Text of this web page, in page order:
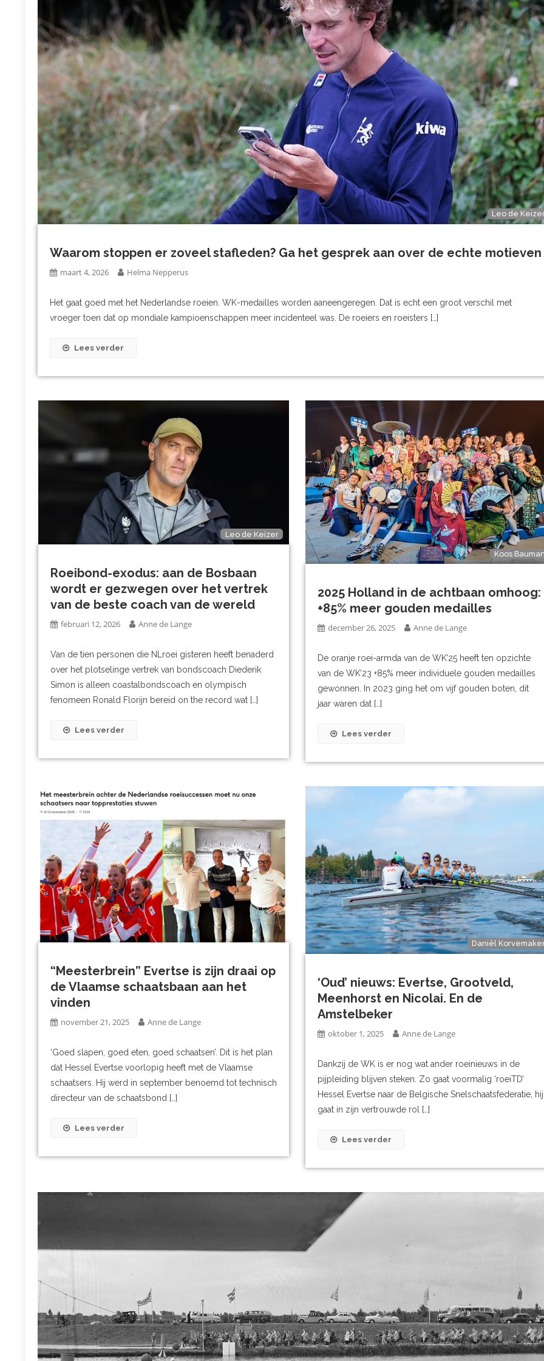
Leo de
Waarom stoppen er zoveel stafleden? Ga het gesprek aan over de echte motieven
maart 4, 2026 Helma Nepperus
Het gaat goed met het Nederlandse roeien. WK-medailles worden aaneengeregen. Dat is echt een groot verschil met
vroeger toen dat op mondiale kampioenschappen meer incidenteel was. De roeiers en roeisters […]
Lees verder
Leo de Keizer
Roeibond-exodus: aan de Bosbaan
wordt er gezwegen over het vertrek
van de beste coach van de wereld
februari 12, 2026 Anne de Lange
Van de tien personen die NLroei gisteren heeft benaderd
over het plotselinge vertrek van bondscoach Diederik
Simon is alleen coastalbondscoach en olympisch
fenomeen Ronald Florijn bereid on the record wat […]
Lees verder
Koos
2025 Holland in de achtbaan omhoog:
+85% meer gouden medailles
december 26, 2025 Anne de Lange
De oranje roei-armda van de WK’25 heeft ten opzichte
van de WK’23 +85% meer individuele gouden medailles
gewonnen. In 2023 ging het om vijf gouden boten, dit
jaar waren dat […]
Lees verder
“Meesterbrein” Evertse is zijn draai op
de Vlaamse schaatsbaan aan het
vinden
november 21, 2025 Anne de Lange
‘Goed slapen, goed eten, goed schaatsen’. Dit is het plan
dat Hessel Evertse voorlopig heeft met de Vlaamse
schaatsers. Hij werd in september benoemd tot technisch
directeur van de schaatsbond […]
Lees verder
Daniël
‘Oud’ nieuws: Evertse, Grootveld,
Meenhorst en Nicolai. En de
Amstelbeker
oktober 1, 2025 Anne de Lange
Dankzij de WK is er nog wat ander roeinieuws in de
pijpleiding blijven steken. Zo gaat voormalig ‘roeiTD’
Hessel Evertse naar de Belgische Snelschaatsfederatie, hij
gaat in zijn vertrouwde rol […]
Lees verder